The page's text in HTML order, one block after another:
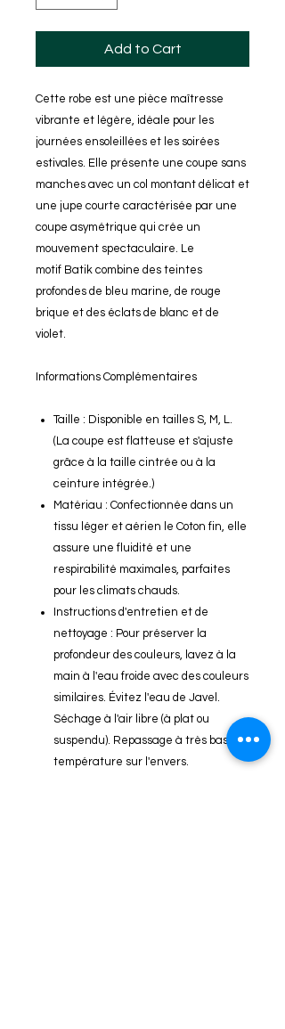
Add to Cart
Cette robe est une pièce maîtresse
vibrante et légère, idéale pour les
journées ensoleillées et les soirées
estivales. Elle présente une coupe sans
manches avec un col montant délicat et
une jupe courte caractérisée par une
coupe asymétrique qui crée un
mouvement spectaculaire. Le
motif Batik combine des teintes
profondes de bleu marine, de rouge
brique et des éclats de blanc et de
violet.
Informations Complémentaires
Taille : Disponible en tailles S, M, L.
(La coupe est flatteuse et s'ajuste
grâce à la taille cintrée ou à la
ceinture intégrée.)
Matériau : Confectionnée dans un
tissu léger et aérien le Coton fin, elle
assure une fluidité et une
respirabilité maximales, parfaites
pour les climats chauds.
Instructions d'entretien et de
nettoyage : Pour préserver la
profondeur des couleurs, lavez à la
main à l'eau froide avec des couleurs
similaires. Évitez l'eau de Javel.
Séchage à l'air libre (à plat ou
suspendu). Repassage à très basse
température sur l'envers.